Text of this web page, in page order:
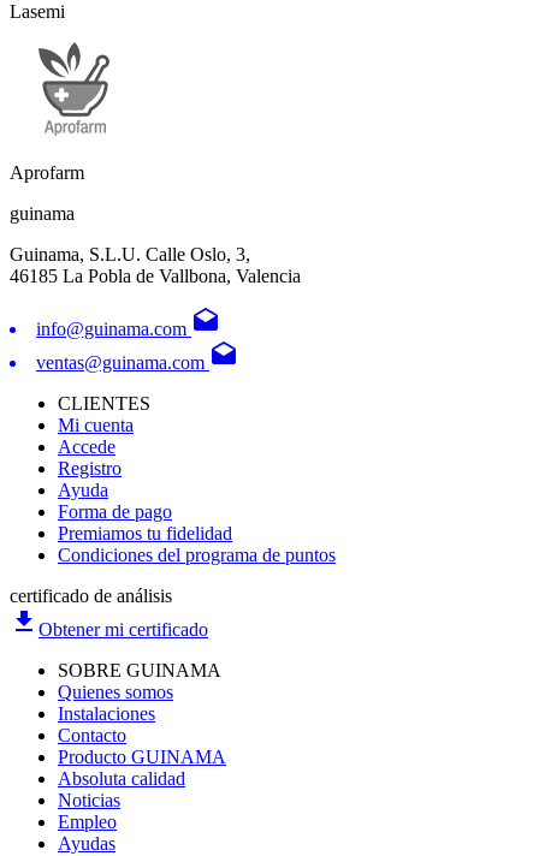
Lasemi
Aprofarm
guinama
Guinama, S.L.U. Calle Oslo, 3,
46185 La Pobla de Vallbona, Valencia
info@guinama.com drafts
ventas@guinama.com drafts
CLIENTES
Mi cuenta
Accede
Registro
Ayuda
Forma de pago
Premiamos tu fidelidad
Condiciones del programa de puntos
certificado de análisis
file_download Obtener mi certificado
SOBRE GUINAMA
Quienes somos
Instalaciones
Contacto
Producto GUINAMA
Absoluta calidad
Noticias
Empleo
Ayudas